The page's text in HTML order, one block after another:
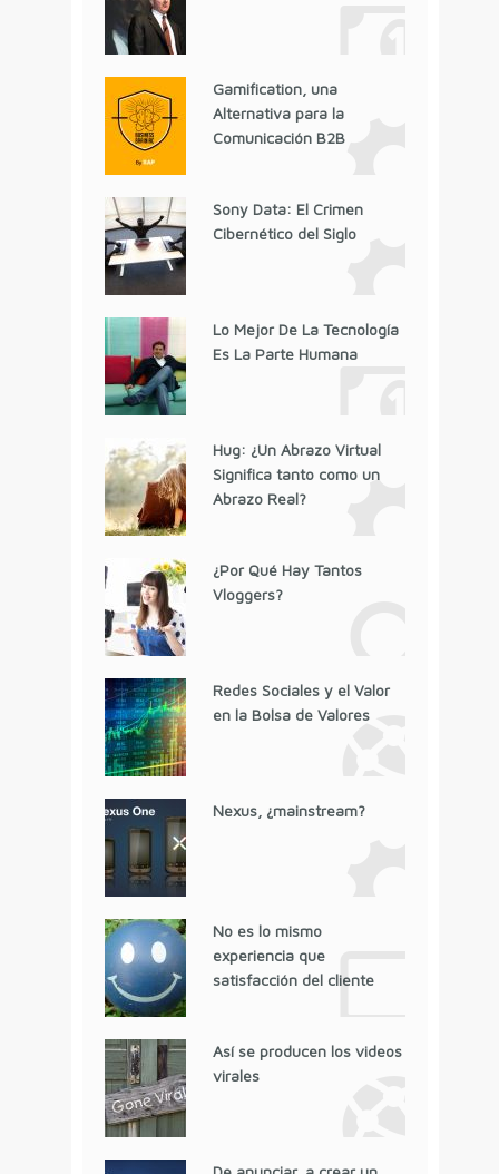
Gamification, una
Alternativa para la
Comunicación B2B
Sony Data: El Crimen
Cibernético del Siglo
Lo Mejor De La Tecnología
Es La Parte Humana
Hug: ¿Un Abrazo Virtual
Significa tanto como un
Abrazo Real?
¿Por Qué Hay Tantos
Vloggers?
Redes Sociales y el Valor
en la Bolsa de Valores
Nexus, ¿mainstream?
No es lo mismo
experiencia que
satisfacción del cliente
Así se producen los videos
virales